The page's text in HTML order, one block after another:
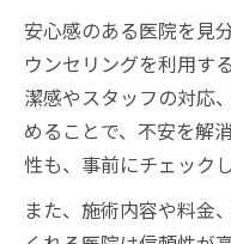
安心感のある医院を見
ウンセリングを利用す
潔感やスタッフの対応
めることで、不安を解
性も、事前にチェック
また、施術内容や料金